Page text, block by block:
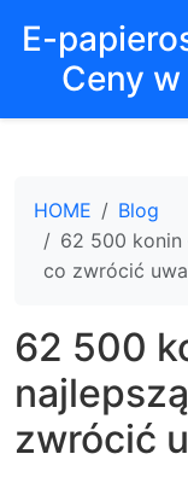
E-
Ceny
HOME
Blog
62 500 konin
co zwrócić
62 500
zwrócić